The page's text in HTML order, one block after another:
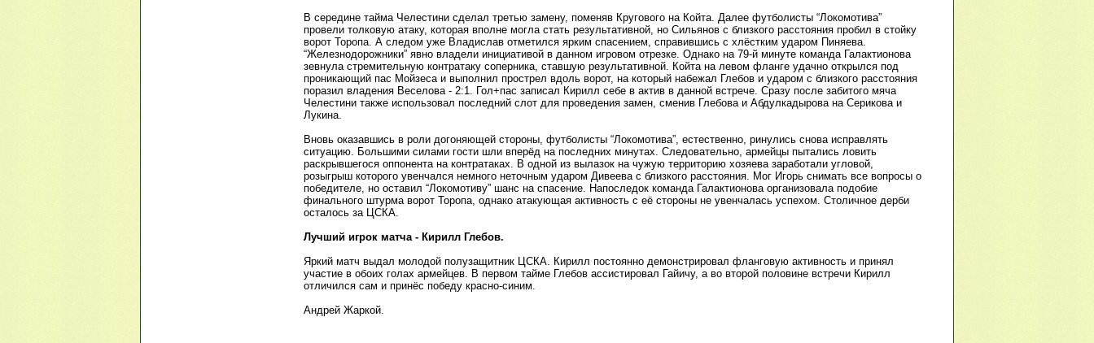
В середине тайма Челестини сделал третью замену, поменяв Кругового на Койта. Далее футболисты “Локомотива”
провели толковую атаку, которая вполне могла стать результативной, но Сильянов с близкого расстояния пробил в стойку
ворот Торопа. А следом уже Владислав отметился ярким спасением, справившись с хлёстким ударом Пиняева.
“Железнодорожники” явно владели инициативой в данном игровом отрезке. Однако на 79-й минуте команда Галактионова
зевнула стремительную контратаку соперника, ставшую результативной. Койта на левом фланге удачно открылся под
проникающий пас Мойзеса и выполнил прострел вдоль ворот, на который набежал Глебов и ударом с близкого расстояния
поразил владения Веселова - 2:1. Гол+пас записал Кирилл себе в актив в данной встрече. Сразу после забитого мяча
Челестини также использовал последний слот для проведения замен, сменив Глебова и Абдулкадырова на Серикова и
Лукина.
Вновь оказавшись в роли догоняющей стороны, футболисты “Локомотива”, естественно, ринулись снова исправлять
ситуацию. Большими силами гости шли вперёд на последних минутах. Следовательно, армейцы пытались ловить
раскрывшегося оппонента на контратаках. В одной из вылазок на чужую территорию хозяева заработали угловой,
розыгрыш которого увенчался немного неточным ударом Дивеева с близкого расстояния. Мог Игорь снимать все вопросы о
победителе, но оставил “Локомотиву” шанс на спасение. Напоследок команда Галактионова организовала подобие
финального штурма ворот Торопа, однако атакующая активность с её стороны не увенчалась успехом. Столичное дерби
осталось за ЦСКА.
Лучший игрок матча - Кирилл Глебов.
Яркий матч выдал молодой полузащитник ЦСКА. Кирилл постоянно демонстрировал фланговую активность и принял
участие в обоих голах армейцев. В первом тайме Глебов ассистировал Гайичу, а во второй половине встречи Кирилл
отличился сам и принёс победу красно-синим.
Андрей Жаркой.